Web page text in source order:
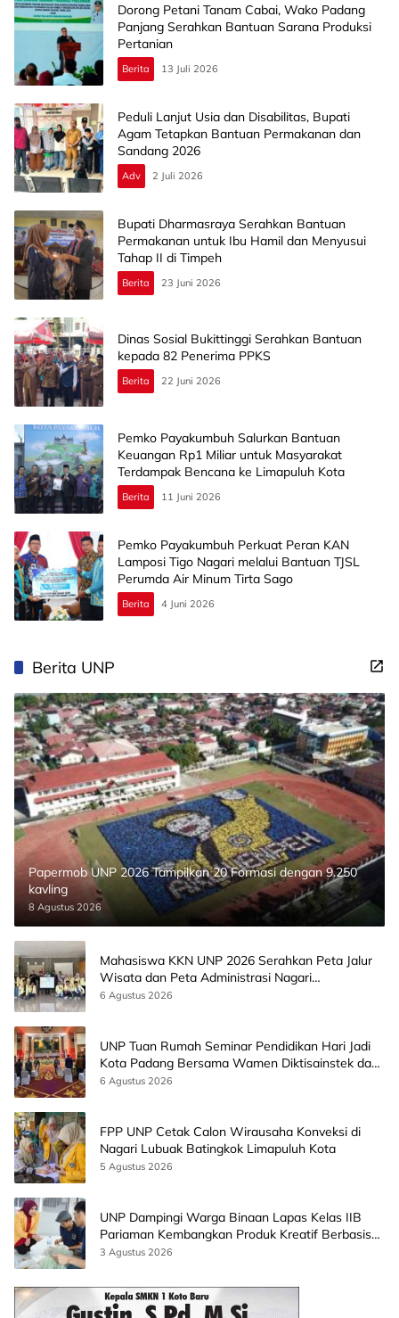
Dorong Petani Tanam Cabai, Wako Padang
Panjang Serahkan Bantuan Sarana Produksi
Pertanian
Berita 13 Juli 2026
Peduli Lanjut Usia dan Disabilitas, Bupati
Agam Tetapkan Bantuan Permakanan dan
Sandang 2026
Adv 2 Juli 2026
Bupati Dharmasraya Serahkan Bantuan
Permakanan untuk Ibu Hamil dan Menyusui
Tahap II di Timpeh
Berita 23 Juni 2026
Dinas Sosial Bukittinggi Serahkan Bantuan
kepada 82 Penerima PPKS
Berita 22 Juni 2026
Pemko Payakumbuh Salurkan Bantuan
Keuangan Rp1 Miliar untuk Masyarakat
Terdampak Bencana ke Limapuluh Kota
Berita 11 Juni 2026
Pemko Payakumbuh Perkuat Peran KAN
Lamposi Tigo Nagari melalui Bantuan TJSL
Perumda Air Minum Tirta Sago
Berita 4 Juni 2026
Berita UNP
Papermob UNP 2026 Tampilkan 20 Formasi dengan 9.250
kavling
8 Agustus 2026
Mahasiswa KKN UNP 2026 Serahkan Peta Jalur
Wisata dan Peta Administrasi Nagari
Paninggahan
6 Agustus 2026
UNP Tuan Rumah Seminar Pendidikan Hari Jadi
Kota Padang Bersama Wamen Diktisainstek dan
CEO EMGS Malaysia
6 Agustus 2026
FPP UNP Cetak Calon Wirausaha Konveksi di
Nagari Lubuak Batingkok Limapuluh Kota
5 Agustus 2026
UNP Dampingi Warga Binaan Lapas Kelas IIB
Pariaman Kembangkan Produk Kreatif Berbasis
AI
3 Agustus 2026